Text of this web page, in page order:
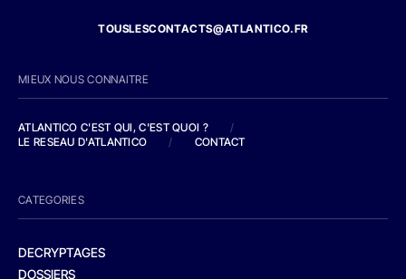
TOUSLESCONTACTS@ATLANTICO.FR
MIEUX NOUS CONNAITRE
ATLANTICO C'EST QUI, C'EST QUOI ?
/
LE RESEAU D'ATLANTICO
/ CONTACT
CATEGORIES
DECRYPTAGES
DOSSIERS